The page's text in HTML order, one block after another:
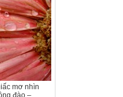
mơ nhìn